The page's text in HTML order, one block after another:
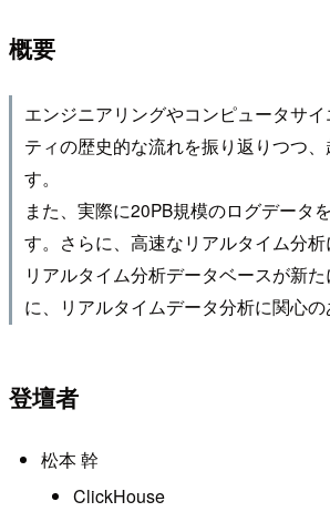
概要
エンジニアリングやコンピュータサ
ティの歴史的な流れを振り返りつつ
す。
また、実際に20PB規模のログデータ
す。さらに、高速なリアルタイム分
リアルタイム分析データベースが新
に、リアルタイムデータ分析に関心
登壇者
松本 幹
ClickHouse